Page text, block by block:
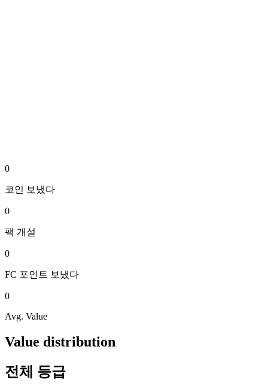
0
코인 보냈다
0
팩 개설
0
FC 포인트 보냈다
0
Avg. Value
Value distribution
전체 등급